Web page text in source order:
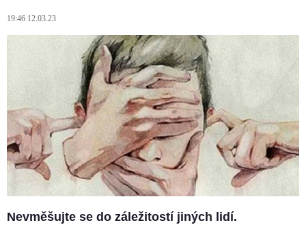
19:46 12.03.23
Nevměšujte se do záležitostí jiných lidí.